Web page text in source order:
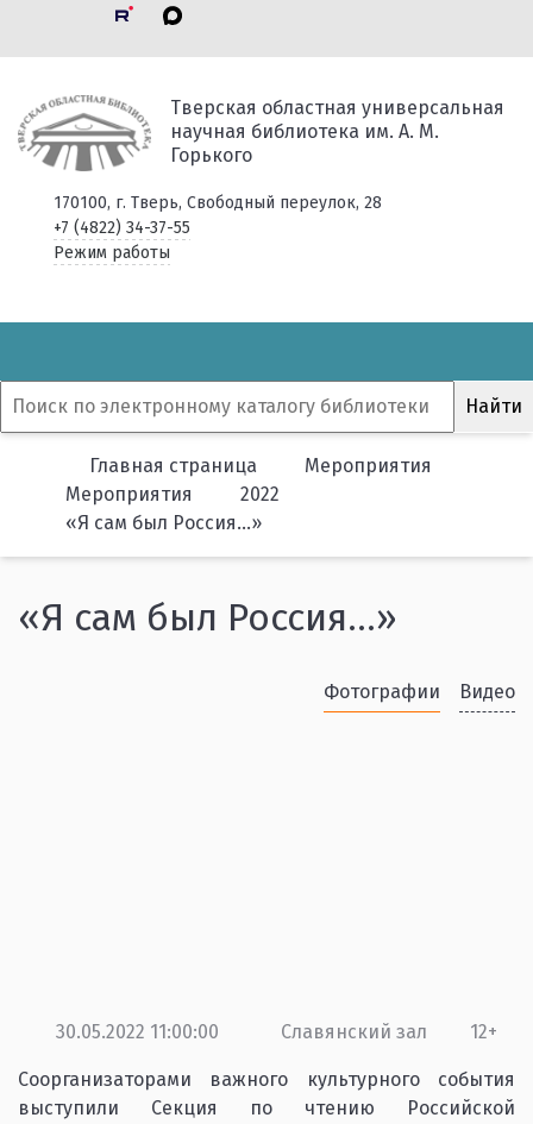
Тверская областная универсальная
научная библиотека им. А. М.
Горького
170100, г. Тверь, Свободный переулок, 28
+7 (4822) 34-37-55
Режим работы
Главная страница
Мероприятия
Мероприятия
2022
«Я сам был Россия…»
«Я сам был Россия…»
Фотографии Видео
30.05.2022 11:00:00 Славянский зал 12+
Соорганизаторами важного культурного события
выступили Секция по чтению Российской